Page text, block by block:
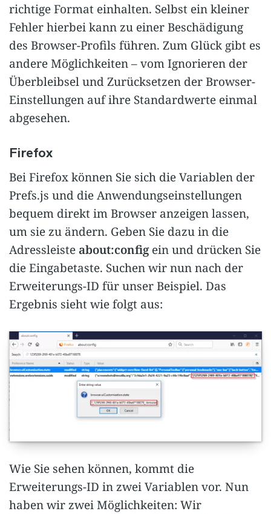
richtige Format einhalten. Selbst ein kleiner
Fehler hierbei kann zu einer Beschädigung
des Browser-Profils führen. Zum Glück gibt es
andere Möglichkeiten – vom Ignorieren der
Überbleibsel und Zurücksetzen der Browser-
Einstellungen auf ihre Standardwerte einmal
abgesehen.
Firefox
Bei Firefox können Sie sich die Variablen der
Prefs.js und die Anwendungseinstellungen
bequem direkt im Browser anzeigen lassen,
um sie zu ändern. Geben Sie dazu in die
Adressleiste about:configein und drücken Sie
die Eingabetaste. Suchen wir nun nach der
Erweiterungs-ID für unser Beispiel. Das
Ergebnis sieht wie folgt aus:
Wie Sie sehen können, kommt die
Erweiterungs-ID in zwei Variablen vor. Nun
haben wir zwei Möglichkeiten: Wir